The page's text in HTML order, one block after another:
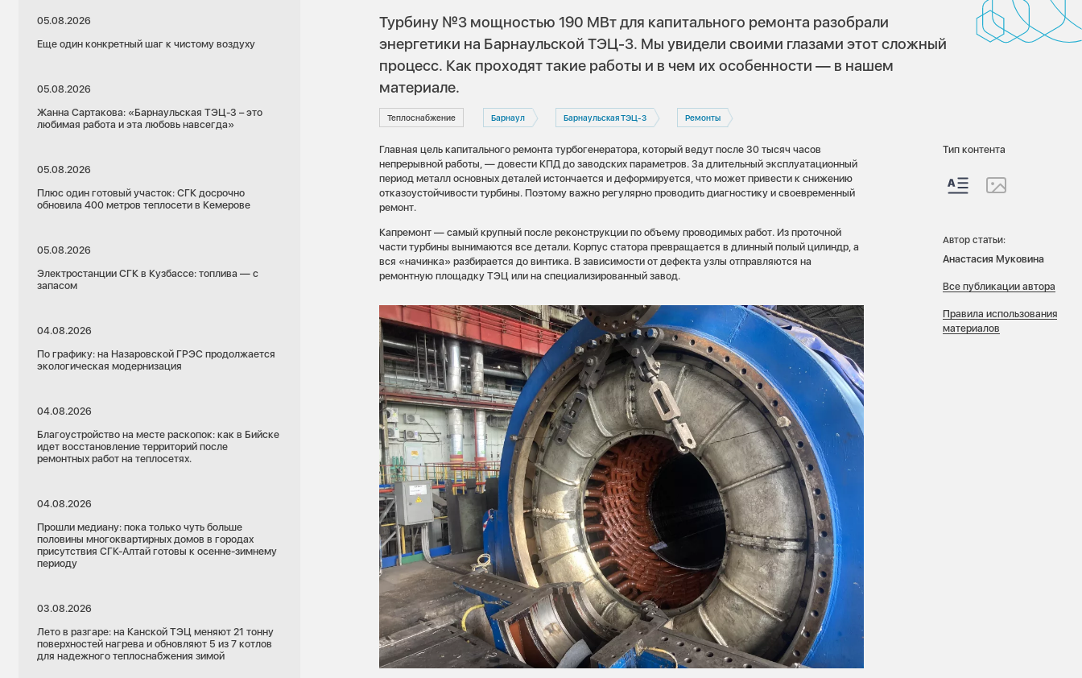
05.08.2026
Еще один конкретный шаг к чистому воздуху
05.08.2026
Жанна Сартакова: «Барнаульская ТЭЦ-3 – это
любимая работа и эта любовь навсегда»
05.08.2026
Плюс один готовый участок: СГК досрочно
обновила 400 метров теплосети в Кемерове
05.08.2026
Электростанции СГК в Кузбассе: топлива — с
запасом
04.08.2026
По графику: на Назаровской ГРЭС продолжается
экологическая модернизация
04.08.2026
Благоустройство на месте раскопок: как в Бийске
идет восстановление территорий после
ремонтных работ на теплосетях.
04.08.2026
Прошли медиану: пока только чуть больше
половины многоквартирных домов в городах
присутствия СГК-Алтай готовы к осенне-зимнему
периоду
03.08.2026
Лето в разгаре: на Канской ТЭЦ меняют 21 тонну
поверхностей нагрева и обновляют 5 из 7 котлов
для надежного теплоснабжения зимой
Турбину №3 мощностью 190 МВт для капитального ремонта разобрали
энергетики на Барнаульской ТЭЦ-3. Мы увидели своими глазами этот сложный
процесс. Как проходят такие работы и в чем их особенности — в нашем
материале.
Теплоснабжение Барнаул Барнаульская ТЭЦ-3 Ремонты
Главная цель капитального ремонта турбогенератора, который ведут после 30 тысяч часов
непрерывной работы, — довести КПД до заводских параметров. За длительный эксплуатационный
период металл основных деталей истончается и деформируется, что может привести к снижению
отказоустойчивости турбины. Поэтому важно регулярно проводить диагностику и своевременный
ремонт.
Капремонт — самый крупный после реконструкции по объему проводимых работ. Из проточной
части турбины вынимаются все детали. Корпус статора превращается в длинный полый цилиндр, а
вся «начинка» разбирается до винтика. В зависимости от дефекта узлы отправляются на
ремонтную площадку ТЭЦ или на специализированный завод.
Тип контента
Автор статьи:
Анастасия Муковина
Все публикации автора
Правила использования
материалов